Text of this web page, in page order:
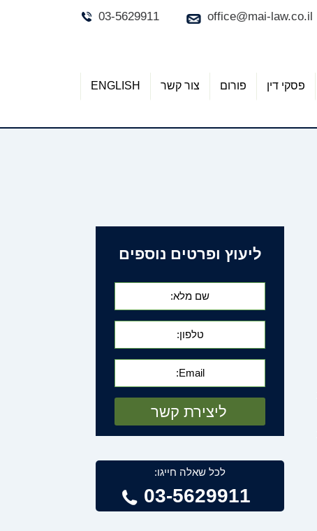
03-5629911 office@mai-law.co.il
פסקי דין פורום צור קשר ENGLISH
ליעוץ ופרטים נוספים
לכל שאלה חייגו:
03-5629911